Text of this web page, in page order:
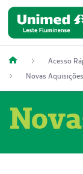
Acesso
Novas Aquisições